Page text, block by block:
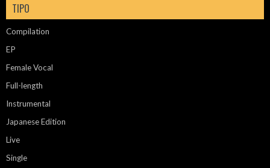
TIPO
Compilation
EP
Female Vocal
Full-length
Instrumental
Japanese Edition
Live
Single